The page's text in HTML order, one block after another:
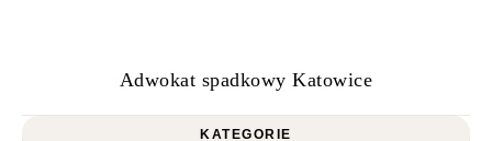
Adwokat spadkowy Katowice
KATEGORIE